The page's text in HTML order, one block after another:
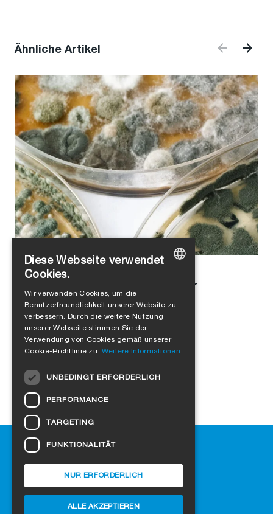
Ähnliche Artikel
Alejandro Jimenez
Schimmel vermeiden: Tipps für
gesundes Wohnen
Hilfe
SIGA-Fachhändler finden
Häufig gestellte Fragen
Cookie-Einstellungen
ENGLISH
FRENCH
DANISH
Diese Webseite verwendet
Cookies.
Wir verwenden Cookies, um die
Benutzerfreundlichkeit unserer Website zu
verbessern. Durch die weitere Nutzung
unserer Webseite stimmen Sie der
Verwendung von Cookies gemäß unserer
Cookie-Richtlinie zu. Weitere Informationen
UNBEDINGT ERFORDERLICH
PERFORMANCE
TARGETING
FUNKTIONALITÄT
ALLE AKZEPTIEREN
NUR ERFORDERLICH